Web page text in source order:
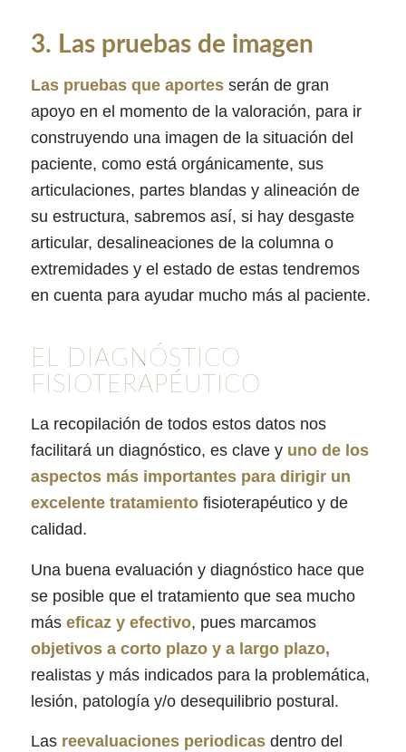
3. Las pruebas de imagen
Las pruebas que aportesserán de gran
apoyo en el momento de la valoración, para ir
construyendo una imagen de la situación del
paciente, como está orgánicamente, sus
articulaciones, partes blandas y alineación de
su estructura, sabremos así, si hay desgaste
articular, desalineaciones de la columna o
extremidades y el estado de estas tendremos
en cuenta para ayudar mucho más al paciente.
EL DIAGNÓSTICO
FISIOTERAPÉUTICO
La recopilación de todos estos datos nos
facilitará un diagnóstico, es clave y uno de los
aspectos más importantes para dirigir un
excelente tratamientofisioterapéutico y de
calidad.
Una buena evaluación y diagnóstico hace que
se posible que el tratamiento que sea mucho
más eficaz y efectivo, pues marcamos
objetivos a corto plazo y a largo plazo,
realistas y más indicados para la problemática,
lesión, patología y/o desequilibrio postural.
Las reevaluaciones periodicasdentro del